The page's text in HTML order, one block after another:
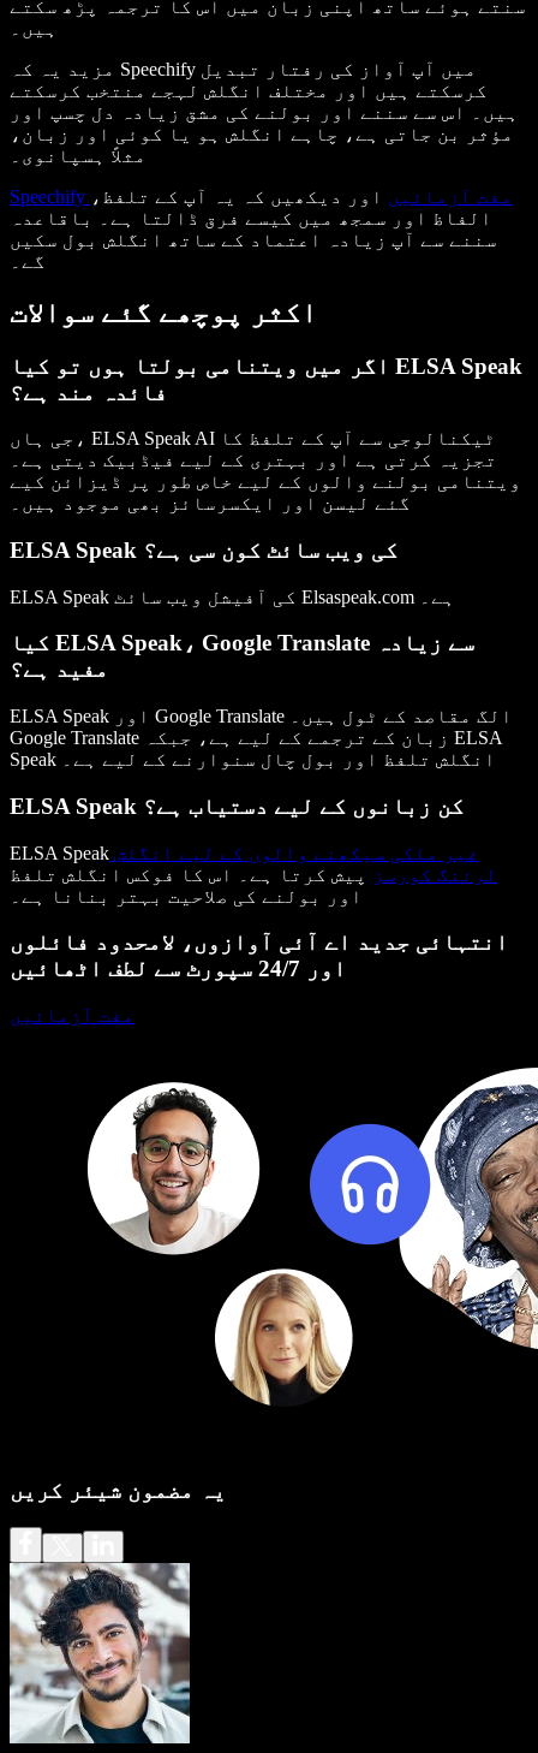
سنتے ہوئے ساتھ اپنی زبان میں اس کا ترجمہ پڑھ سکتے
ہیں۔
مزید یہ کہ Speechify میں آپ آواز کی رفتار تبدیل
کرسکتے ہیں اور مختلف انگلش لہجے منتخب کرسکتے
ہیں۔ اس سے سننے اور بولنے کی مشق زیادہ دل چسپ اور
مؤثر بن جاتی ہے، چاہے انگلش ہو یا کوئی اور زبان،
مثلاً ہسپانوی۔
Speechify مفت آزمائیں اور دیکھیں کہ یہ آپ کے تلفظ،
الفاظ اور سمجھ میں کیسے فرق ڈالتا ہے۔ باقاعدہ
سننے سے آپ زیادہ اعتماد کے ساتھ انگلش بول سکیں
گے۔
اکثر پوچھے گئے سوالات
اگر میں ویتنامی بولتا ہوں تو کیا ELSA Speak
فائدہ مند ہے؟
جی ہاں، ELSA Speak AI ٹیکنالوجی سے آپ کے تلفظ کا
تجزیہ کرتی ہے اور بہتری کے لیے فیڈبیک دیتی ہے۔
ویتنامی بولنے والوں کے لیے خاص طور پر ڈیزائن کیے
گئے لیسن اور ایکسرسائز بھی موجود ہیں۔
ELSA Speak کی ویب سائٹ کون سی ہے؟
ELSA Speak کی آفیشل ویب سائٹ Elsaspeak.com ہے۔
کیا ELSA Speak، Google Translate سے زیادہ
مفید ہے؟
ELSA Speak اور Google Translate الگ مقاصد کے ٹول ہیں۔
Google Translate زبان کے ترجمے کے لیے ہے، جبکہ ELSA
Speak انگلش تلفظ اور بول چال سنوارنے کے لیے ہے۔
ELSA Speak کن زبانوں کے لیے دستیاب ہے؟
ELSA Speak
لرننگ کورسز
پیش کرتا ہے۔ اس کا فوکس انگلش تلفظ
اور بولنے کی صلاحیت بہتر بنانا ہے۔
انتہائی جدید اے آئی آوازوں، لامحدود فائلوں
اور 24/7 سپورٹ سے لطف اٹھائیں
مفت آزمائیں
یہ مضمون شیئر کریں